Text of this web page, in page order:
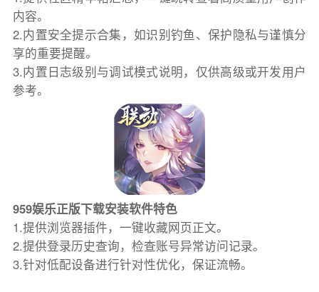
内容。
2.内置安全提示合集，如识别钓鱼、保护隐私与谨慎分
享的重要提醒。
3.内置日志级别与调试模式说明，仅供高级或开发用户
参考。
959娱乐正版下载安装软件特色
1.提供浏览器插件，一键收藏网页正文。
2.提供登录历史查询，检查账号异常访问记录。
3.针对低配设备进行针对性优化，保证流畅。